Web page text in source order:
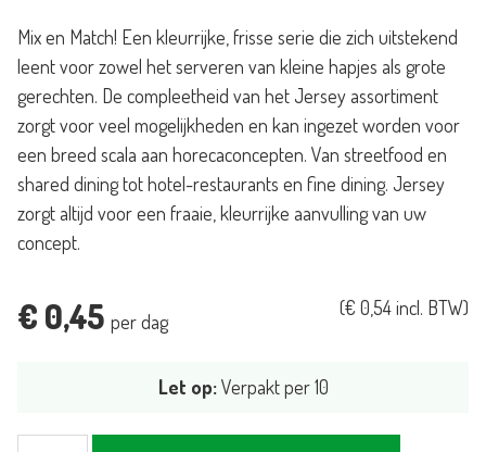
Mix en Match! Een kleurrijke, frisse serie die zich uitstekend
leent voor zowel het serveren van kleine hapjes als grote
gerechten. De compleetheid van het Jersey assortiment
zorgt voor veel mogelijkheden en kan ingezet worden voor
een breed scala aan horecaconcepten. Van streetfood en
shared dining tot hotel-restaurants en fine dining. Jersey
zorgt altijd voor een fraaie, kleurrijke aanvulling van uw
concept.
€ 0,45 per dag
(€ 0,54incl. BTW)
Let op:Verpakt per 10